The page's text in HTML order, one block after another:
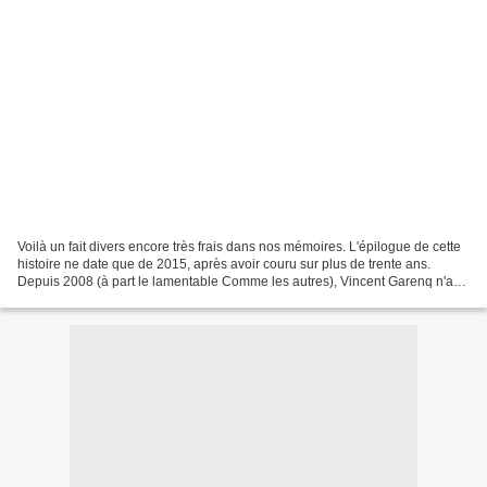
Voilà un fait divers encore très frais dans nos mémoires. L'épilogue de cette
histoire ne date que de 2015, après avoir couru sur plus de trente ans.
Depuis 2008 (à part le lamentable Comme les autres), Vincent Garenq n'a